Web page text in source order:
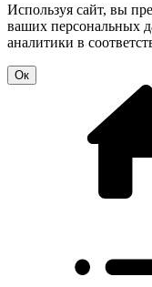
Используя сайт, вы
ваших персональных
аналитики в
Oк